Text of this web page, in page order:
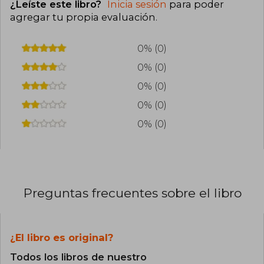
personajes presentados en "Fangirl". Su trabajo
se centra principalmente en la literatura juvenil y
contemporánea.
¿Leíste este libro? Inicia sesión para poder
agregar tu propia evaluación.
0% (0)
0% (0)
0% (0)
0% (0)
0% (0)
Preguntas frecuentes sobre el libro
¿El libro es original?
Todos los libros de nuestro